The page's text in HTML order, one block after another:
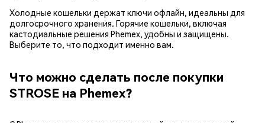
Холодные кошельки держат ключи офлайн, идеальны для
долгосрочного хранения. Горячие кошельки, включая
кастодиальные решения Phemex, удобны и защищены.
Выберите то, что подходит именно вам.
Что можно сделать после покупки
STROSE на Phemex?